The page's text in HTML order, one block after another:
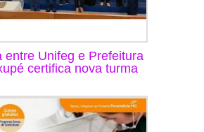
entre Unifeg e Prefeitura
certifica nova turma